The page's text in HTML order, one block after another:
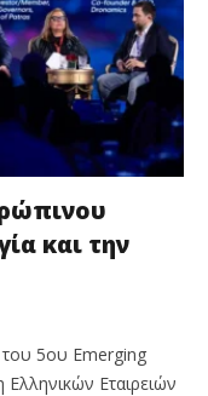
και την
του 5ου Emerging
Εταιρειών